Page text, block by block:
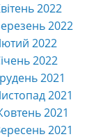
2022
2022
2022
2022
2021
2021
2021
2021